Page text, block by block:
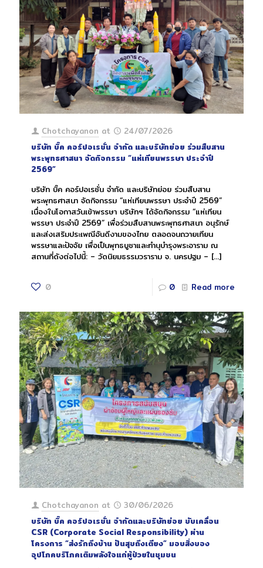
Chotchayanon at
24/07/2026
บริษัท บิ๊ค คอร์ปอเรชั่น จำกัด และบริษัทย่อย ร่วมสืบสาน
พระพุทธศาสนา จัดกิจกรรม “แห่เทียนพรรษา ประจำปี
2569”
บริษัท บิ๊ค คอร์ปอเรชั่น จำกัด และบริษัทย่อย ร่วมสืบสาน
พระพุทธศาสนา จัดกิจกรรม “แห่เทียนพรรษา ประจำปี 2569”
เนื่องในโอกาสวันเข้าพรรษา บริษัทฯ ได้จัดกิจกรรม “แห่เทียน
พรรษา ประจำปี 2569” เพื่อร่วมสืบสานพระพุทธศาสนา อนุรักษ์
และส่งเสริมประเพณีอันดีงามของไทย ตลอดจนถวายเทียน
พรรษาและปัจจัย เพื่อเป็นพุทธบูชาและทำนุบำรุงพระอาราม ณ
สถานที่ดังต่อไปนี้: – วัดนิยมธรรมวราราม จ. นครปฐม – […]
0 0 Read more
Chotchayanon at
30/06/2026
บริษัท บิ๊ค คอร์ปอเรชั่น จำกัดและบริษัทย่อย ขับเคลื่อน
CSR (Corporate Social Responsibility) ผ่าน
โครงการ “ส่งรักถึงบ้าน ปันสุขถึงเตียง” มอบสิ่งของ
อุปโภคบริโภคเติมพลังใจแก่ผู้ป่วยในชุมชน